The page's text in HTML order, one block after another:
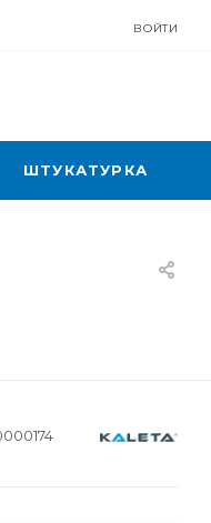
ВОЙТИ
ШТУКАТУРКА